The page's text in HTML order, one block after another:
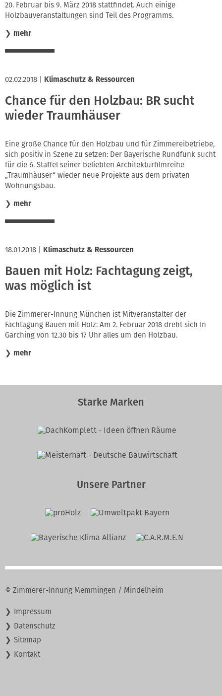
20. Februar bis 9. März 2018 stattfindet. Auch einige
Holzbauveranstaltungen sind Teil des Programms.
❯ mehr
02.02.2018 Klimaschutz & Ressourcen
Chance für den Holzbau: BR sucht
wieder Traumhäuser
Eine große Chance für den Holzbau und für Zimmereibetriebe,
sich positiv in Szene zu setzen: Der Bayerische Rundfunk sucht
für die 6. Staffel seiner beliebten Architekturfilmreihe
„Traumhäuser“ wieder neue Projekte aus dem privaten
Wohnungsbau.
❯ mehr
18.01.2018 Klimaschutz & Ressourcen
Bauen mit Holz: Fachtagung zeigt,
was möglich ist
Die Zimmerer-Innung München ist Mitveranstalter der
Fachtagung Bauen mit Holz: Am 2. Februar 2018 dreht sich In
Garching von 12.30 bis 17 Uhr alles um den Holzbau.
❯ mehr
Starke Marken
Unsere Partner
© Zimmerer-Innung Memmingen / Mindelheim
Navigation
Impressum
Datenschutz
Sitemap
Kontakt